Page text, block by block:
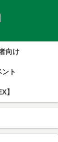
向け
ント
】